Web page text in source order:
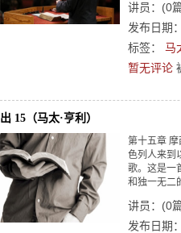
讲员： (0
发布日期
标签： 马
暂无评论
出 15（马太·亨利）
第十五章
色列人来到
歌。这是一
和独一无二
讲员： (0
发布日期